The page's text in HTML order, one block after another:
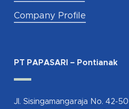
Company Profile
PT PAPASARI – Pontianak
Jl. Sisingamangaraja No. 42-50